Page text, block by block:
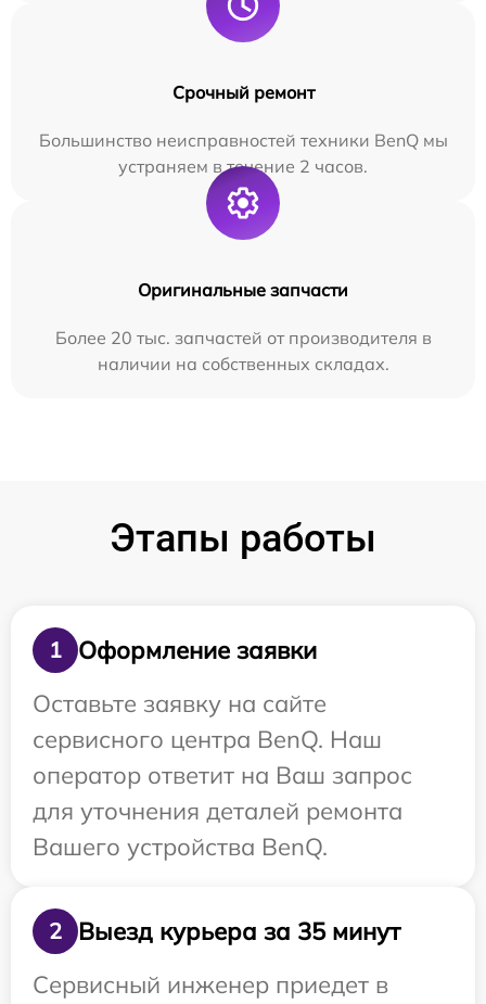
Срочный ремонт
Большинство неисправностей техники BenQ мы
устраняем в течение 2 часов.
Оригинальные запчасти
Более 20 тыс. запчастей от производителя в
наличии на собственных складах.
Этапы работы
1
Оформление заявки
Оставьте заявку на сайте
сервисного центра BenQ. Наш
оператор ответит на Ваш запрос
для уточнения деталей ремонта
Вашего устройства BenQ.
2
Выезд курьера за 35 минут
Сервисный инженер приедет в